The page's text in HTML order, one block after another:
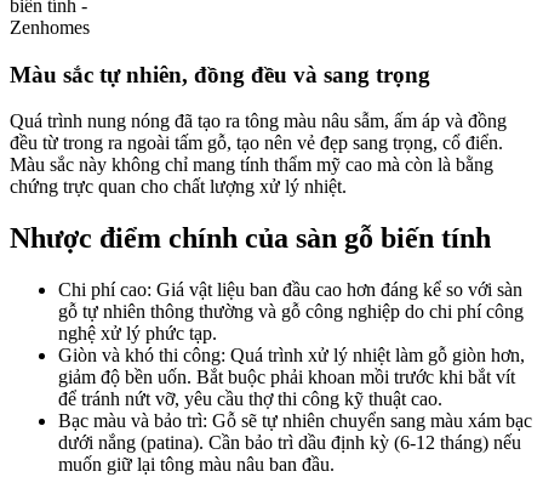
Màu sắc tự nhiên, đồng đều và sang trọng
Quá trình nung nóng đã tạo ra tông màu nâu sẫm, ấm áp và đồng
đều từ trong ra ngoài tấm gỗ, tạo nên vẻ đẹp sang trọng, cổ điển.
Màu sắc này không chỉ mang tính thẩm mỹ cao mà còn là bằng
chứng trực quan cho chất lượng xử lý nhiệt.
Nhược điểm chính của sàn gỗ biến tính
Chi phí cao: Giá vật liệu ban đầu cao hơn đáng kể so với sàn
gỗ tự nhiên thông thường và gỗ công nghiệp do chi phí công
nghệ xử lý phức tạp.
Giòn và khó thi công: Quá trình xử lý nhiệt làm gỗ giòn hơn,
giảm độ bền uốn. Bắt buộc phải khoan mồi trước khi bắt vít
để tránh nứt vỡ, yêu cầu thợ thi công kỹ thuật cao.
Bạc màu và bảo trì: Gỗ sẽ tự nhiên chuyển sang màu xám bạc
dưới nắng (patina). Cần bảo trì dầu định kỳ (6-12 tháng) nếu
muốn giữ lại tông màu nâu ban đầu.